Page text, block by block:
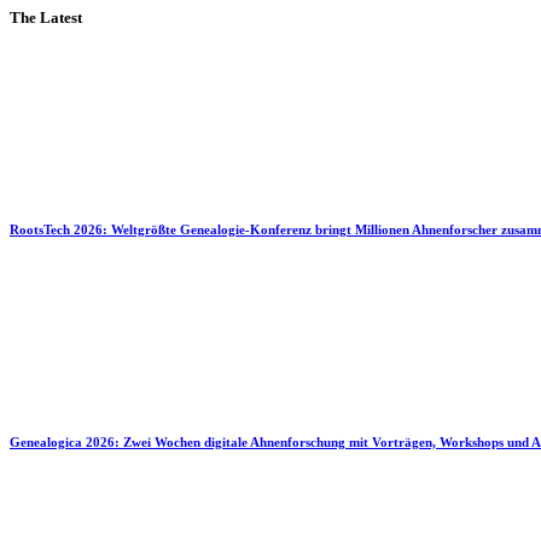
The Latest
RootsTech 2026: Weltgrößte Genealogie-Konferenz bringt Millionen Ahnenforscher
Genealogica 2026: Zwei Wochen digitale Ahnenforschung mit Vorträgen, Workshops und